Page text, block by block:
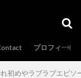
プロフィール
初めやラブラブエピソ